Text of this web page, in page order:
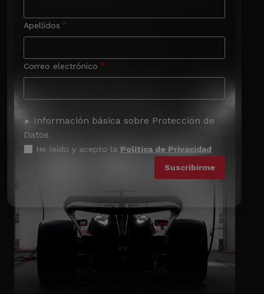
Apellidos
Correo electrónico
Información básica sobre Protección de
Datos
He leído y acepto la Política de Privacidad